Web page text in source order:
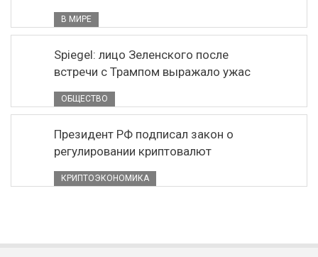
В МИРЕ
Spiegel: лицо Зеленского после
встречи с Трампом выражало ужас
ОБЩЕСТВО
Президент РФ подписал закон о
регулировании криптовалют
КРИПТОЭКОНОМИКА